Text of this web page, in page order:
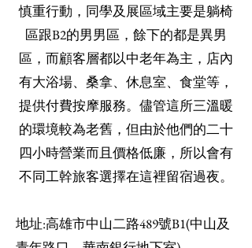
慎重行動，同學及展區域主要是躺椅
區跟B2的男男區，餘下的都是異男
區，而顧客層都以中老年為主，店內
有大浴場、桑拿、休息室、食堂等，
提供付費按摩服務。儘管這所三溫暖
的環境較為老舊，但由於他們的二十
四小時營業而且價格低廉，所以會有
不同工幹旅客選擇在這裡留宿過夜。
地址:高雄市中山二路489號B1(中山及